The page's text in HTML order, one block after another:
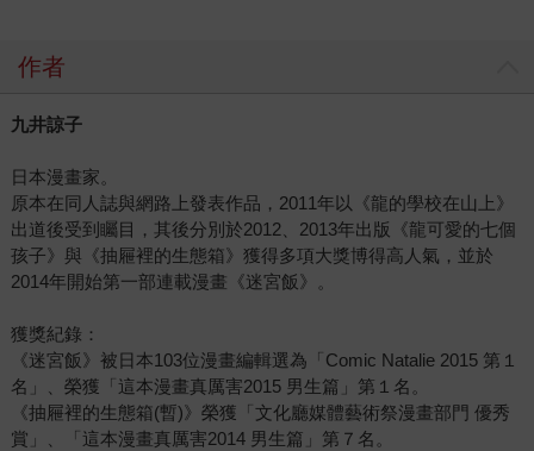
作者
九井諒子
日本漫畫家。
原本在同人誌與網路上發表作品，2011年以《龍的學校在山上》
出道後受到矚目，其後分別於2012、2013年出版《龍可愛的七個
孩子》與《抽屜裡的生態箱》獲得多項大獎博得高人氣，並於
2014年開始第一部連載漫畫《迷宮飯》。
獲獎紀錄：
《迷宮飯》被日本103位漫畫編輯選為「Comic Natalie 2015 第１
名」、榮獲「這本漫畫真厲害2015 男生篇」第１名。
《抽屜裡的生態箱(暫)》榮獲「文化廳媒體藝術祭漫畫部門 優秀
賞」、「這本漫畫真厲害2014 男生篇」第７名。